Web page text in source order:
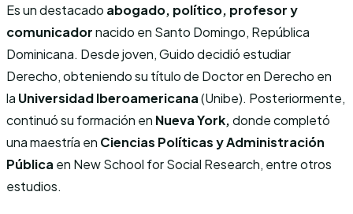
Es un destacado abogado, político, profesor y
comunicadornacido en Santo Domingo, República
Dominicana. Desde joven, Guido decidió estudiar
Derecho, obteniendo su título de Doctor en Derecho en
la Universidad Iberoamericana(Unibe). Posteriormente,
continuó su formación en Nueva York,donde completó
una maestría en Ciencias Políticas y Administración
Pública en New School for Social Research, entre otros
estudios.